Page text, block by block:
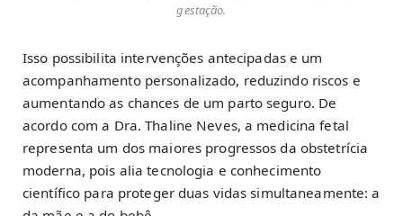
gestação.
Isso possibilita intervenções antecipadas e um
acompanhamento personalizado, reduzindo riscos e
aumentando as chances de um parto seguro. De
acordo com a Dra. Thaline Neves, a medicina fetal
representa um dos maiores progressos da obstetrícia
moderna, pois alia tecnologia e conhecimento
científico para proteger duas vidas simultaneamente: a